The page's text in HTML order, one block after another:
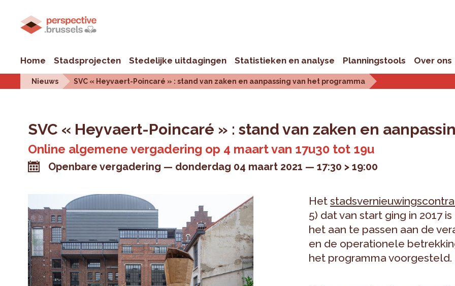
Home Stadsprojecten Stedelijke uitdagingen Statistieken en analyse Planningstools Over ons
Nieuws SVC « Heyvaert-Poincaré » : stand van zaken en aanpassing van het programma
SVC « Heyvaert-Poincaré » : stand van zaken en
Online algemene vergadering op 4 maart van 17u30 tot 19u
Openbare vergadering donderdag 04 maart 2021 17:30 > 19:00
Het
5) dat van start ging in 2017
het aan te passen aan de
en de operationele
het programma voorgesteld.